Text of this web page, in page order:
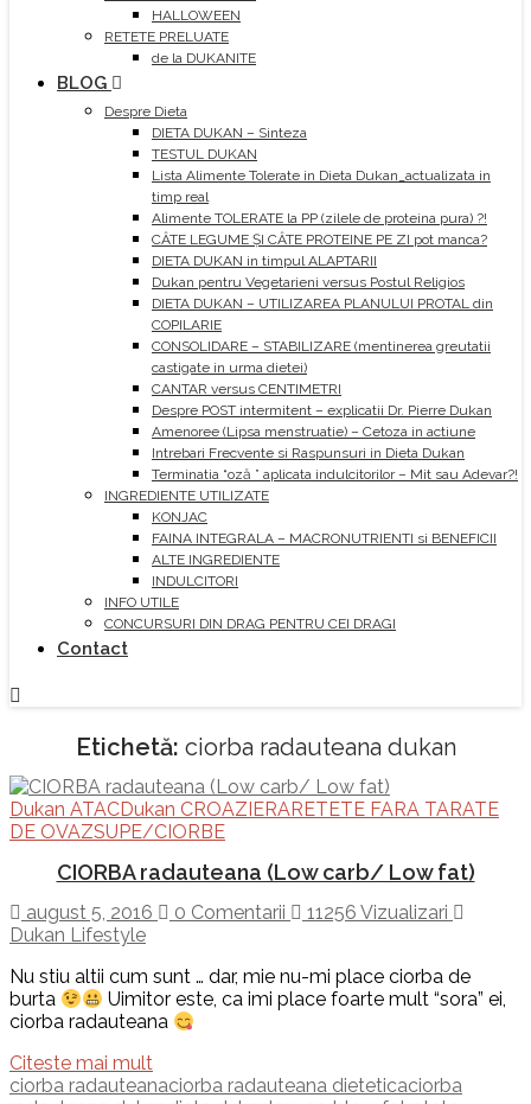
HALLOWEEN
RETETE PRELUATE
de la DUKANITE
BLOG
Despre Dieta
DIETA DUKAN – Sinteza
TESTUL DUKAN
Lista Alimente Tolerate in Dieta Dukan_actualizata in
timp real
Alimente TOLERATE la PP (zilele de proteina pura) ?!
CÂTE LEGUME ȘI CÂTE PROTEINE PE ZI pot manca?
DIETA DUKAN in timpul ALAPTARII
Dukan pentru Vegetarieni versus Postul Religios
DIETA DUKAN – UTILIZAREA PLANULUI PROTAL din
COPILARIE
CONSOLIDARE – STABILIZARE (mentinerea greutatii
castigate in urma dietei)
CANTAR versus CENTIMETRI
Despre POST intermitent – explicatii Dr. Pierre Dukan
Amenoree (Lipsa menstruatie) – Cetoza in actiune
Intrebari Frecvente si Raspunsuri in Dieta Dukan
Terminatia “oză ” aplicata indulcitorilor – Mit sau Adevar?!
INGREDIENTE UTILIZATE
KONJAC
FAINA INTEGRALA – MACRONUTRIENTI si BENEFICII
ALTE INGREDIENTE
INDULCITORI
INFO UTILE
CONCURSURI DIN DRAG PENTRU CEI DRAGI
Contact
Etichetă: ciorba radauteana dukan
Dukan ATACDukan CROAZIERARETETE FARA TARATE
DE OVAZSUPE/CIORBE
CIORBA radauteana (Low carb/ Low fat)
august 5, 2016 0 Comentarii
11256 Vizualizari
Dukan Lifestyle
Nu stiu altii cum sunt … dar, mie nu-mi place ciorba de
burta
Uimitor este, ca imi place foarte mult “sora” ei,
ciorba radauteana
Citeste mai mult
ciorba radauteanaciorba radauteana dieteticaciorba